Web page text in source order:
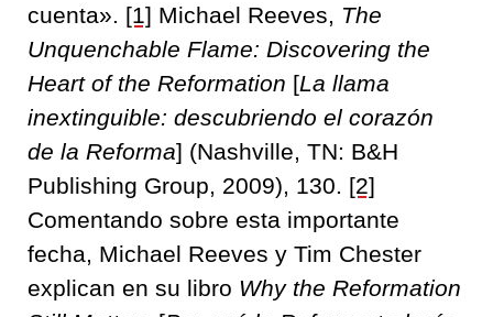
cuenta». [1] Michael Reeves, The
Unquenchable Flame: Discovering the
Heart of the Reformation [La llama
inextinguible: descubriendo el corazón
de la Reforma] (Nashville, TN: B&H
Publishing Group, 2009), 130. [2]
Comentando sobre esta importante
fecha, Michael Reeves y Tim Chester
explican en su libro Why the Reformation